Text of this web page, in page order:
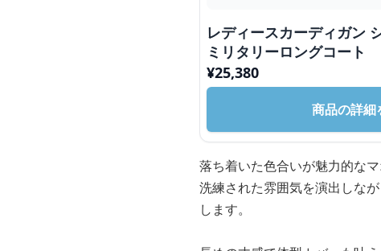
レディースカーディガン
ミリタリーロングコート
¥25,380
商品の詳細
落ち着いた色合いが魅力的な
洗練された雰囲気を演出しな
します。